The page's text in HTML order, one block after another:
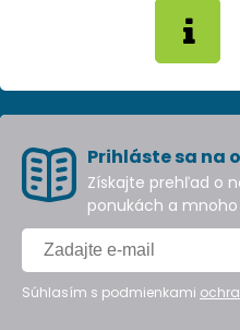
Prihláste sa na
Získajte prehľad o
ponukách a
Súhlasím s podmienkami